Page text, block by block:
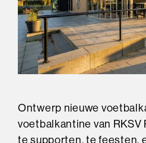
Ontwerp nieuwe
voetbalkantine van RKSV
te supporten, te feesten,